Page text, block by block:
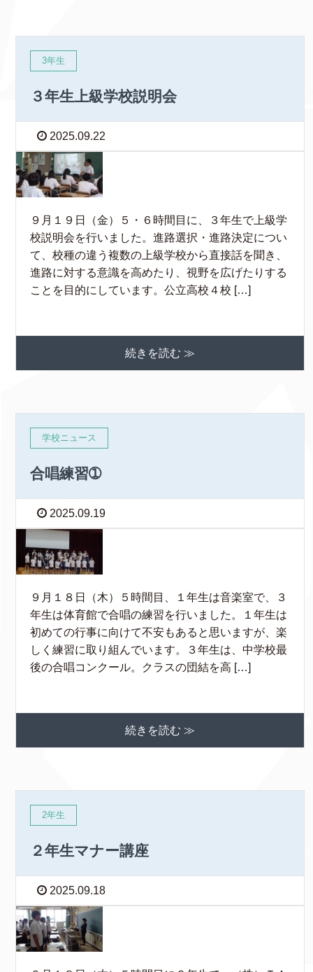
3年生
３年生上級学校説明会
2025.09.22
９月１９日（金）５・６時間目に、３年生で上級学
校説明会を行いました。進路選択・進路決定につい
て、校種の違う複数の上級学校から直接話を聞き、
進路に対する意識を高めたり、視野を広げたりする
ことを目的にしています。公立高校４校 […]
続きを読む ≫
学校ニュース
合唱練習➀
2025.09.19
９月１８日（木）５時間目、１年生は音楽室で、３
年生は体育館で合唱の練習を行いました。１年生は
初めての行事に向けて不安もあると思いますが、楽
しく練習に取り組んでいます。３年生は、中学校最
後の合唱コンクール。クラスの団結を高 […]
続きを読む ≫
2年生
２年生マナー講座
2025.09.18